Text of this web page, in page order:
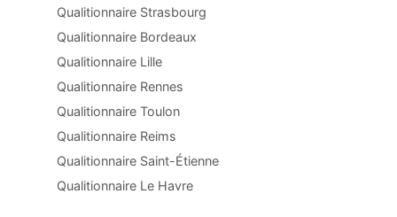
Qualitionnaire Strasbourg
Qualitionnaire Bordeaux
Qualitionnaire Lille
Qualitionnaire Rennes
Qualitionnaire Toulon
Qualitionnaire Reims
Qualitionnaire Saint-Étienne
Qualitionnaire Le Havre